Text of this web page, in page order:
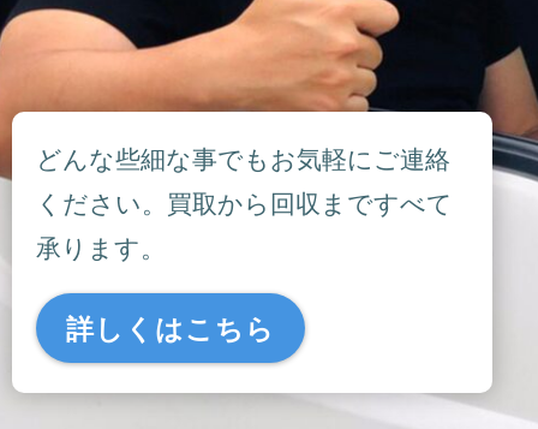
どんな些細な事でもお気軽にご連絡
ください。買取から回収まですべて
承ります。
詳しくはこちら